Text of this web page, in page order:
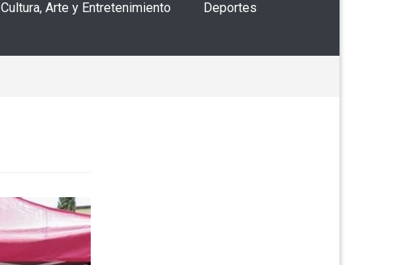
Cultura, Arte y Entretenimiento Deportes